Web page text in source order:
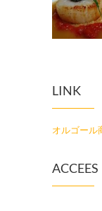
LINK
オルゴール
ACCEES